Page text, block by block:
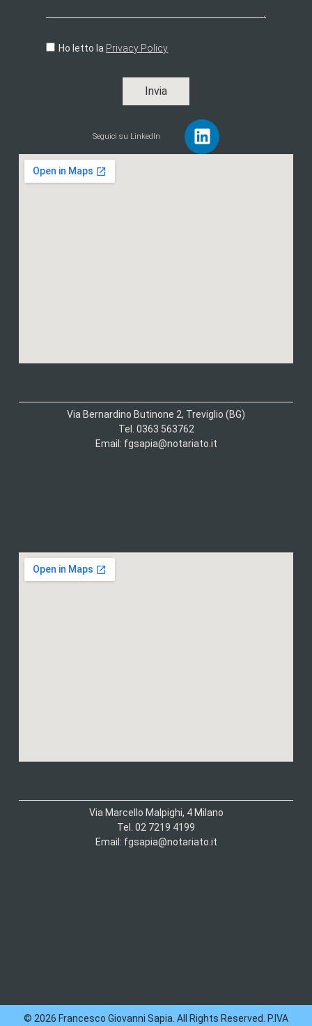
Ho letto la Privacy Policy
Invia
Seguici su LinkedIn
Via Bernardino Butinone 2, Treviglio (BG)
Tel. 0363 563762
Email: fgsapia@notariato.it
Via Marcello Malpighi, 4 Milano
Tel. 02 7219 4199
Email: fgsapia@notariato.it
© 2026 Francesco Giovanni Sapia. All Rights Reserved. P.IVA